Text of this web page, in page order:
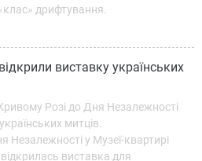
дрифтування.
виставку українських
Розі до Дня Незалежності
митців.
у Музеї-квартирі
виставка для